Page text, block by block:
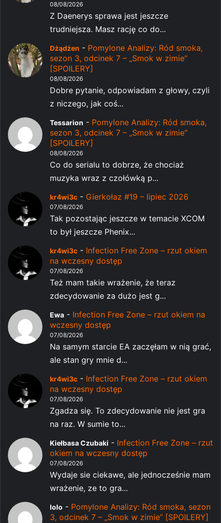
08/08/2026
Z Daenerys sprawa jest jeszcze
trudniejsza. Masz rację co do...
Dżądżen - Pomylone Analizy: Ród smoka,
sezon 3, odcinek 7 – „Smok w zimie”
[SPOILERY]
08/08/2026
Dobre pytanie, odpowiadam z głowy, czyli
z niczego, jak coś...
Tessarion - Pomylone Analizy: Ród smoka,
sezon 3, odcinek 7 – „Smok w zimie”
[SPOILERY]
08/08/2026
Co do serialu to dobrze, że chociaż
muzyka wraz z czołówką p...
kr4wi3c - Gierkołaz #19 – lipiec 2026
07/08/2026
Tak pozostając jeszcze w temacie XCOM
to był jeszcze Phenix...
kr4wi3c - Infection Free Zone – rzut okiem
na wczesny dostęp
07/08/2026
Też mam takie wrażenie, że teraz
zdecydowanie za dużo jest g...
Ewa - Infection Free Zone – rzut okiem na
wczesny dostęp
07/08/2026
Na samym starcie EA zaczęłam w nią grać,
ale stan gry mnie d...
kr4wi3c - Infection Free Zone – rzut okiem
na wczesny dostęp
07/08/2026
Zgadza się. To zdecydowanie nie jest gra
na raz. W sumie to...
Kiełbasa Czubaki - Infection Free Zone – rzut
okiem na wczesny dostęp
07/08/2026
Wydaje sie ciekawe, ale jednocześnie mam
wrażenie, ze to gra...
lolo - Pomylone Analizy: Ród smoka, sezon
3, odcinek 7 – „Smok w zimie” [SPOILERY]